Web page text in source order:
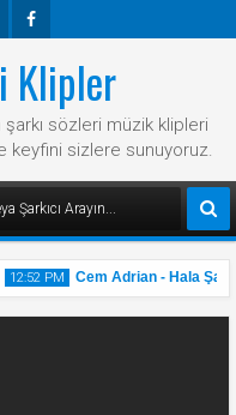
Ook
Klipler
şarkı sözleri müzik klipleri
keyfini sizlere sunuyoruz.
12:52 PM Cem Adrian - Hala Şarkı